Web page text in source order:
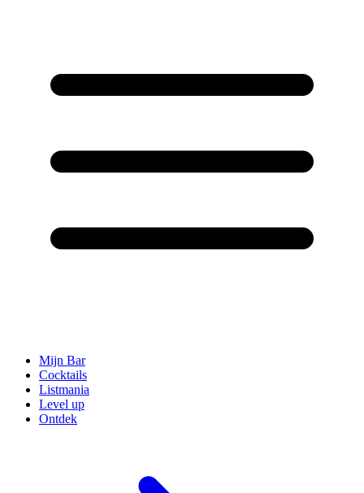
Mijn Bar
Cocktails
Listmania
Level up
Ontdek